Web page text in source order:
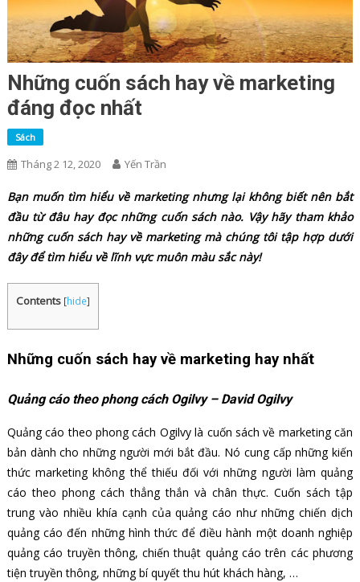
Những cuốn sách hay về marketing
đáng đọc nhất
Sách
Tháng 2 12, 2020 Yến Trần
Bạn muốn tìm hiểu về marketing nhưng lại không biết nên bắt
đầu từ đâu hay đọc những cuốn sách nào. Vậy hãy tham khảo
những cuốn sách hay về marketing mà chúng tôi tập hợp dưới
đây để tìm hiểu về lĩnh vực muôn màu sắc này!
Contents [hide]
Những cuốn sách hay về marketing hay nhất
Quảng cáo theo phong cách Ogilvy – David Ogilvy
Quảng cáo theo phong cách Ogilvy là cuốn sách về marketing căn
bản dành cho những người mới bắt đầu. Nó cung cấp những kiến
thức marketing không thể thiếu đối với những người làm quảng
cáo theo phong cách thẳng thắn và chân thực. Cuốn sách tập
trung vào nhiều khía cạnh của quảng cáo như những chiến dịch
quảng cáo đến những hình thức để điều hành một doanh nghiệp
quảng cáo truyền thông, chiến thuật quảng cáo trên các phương
tiện truyền thông, những bí quyết thu hút khách hàng, …